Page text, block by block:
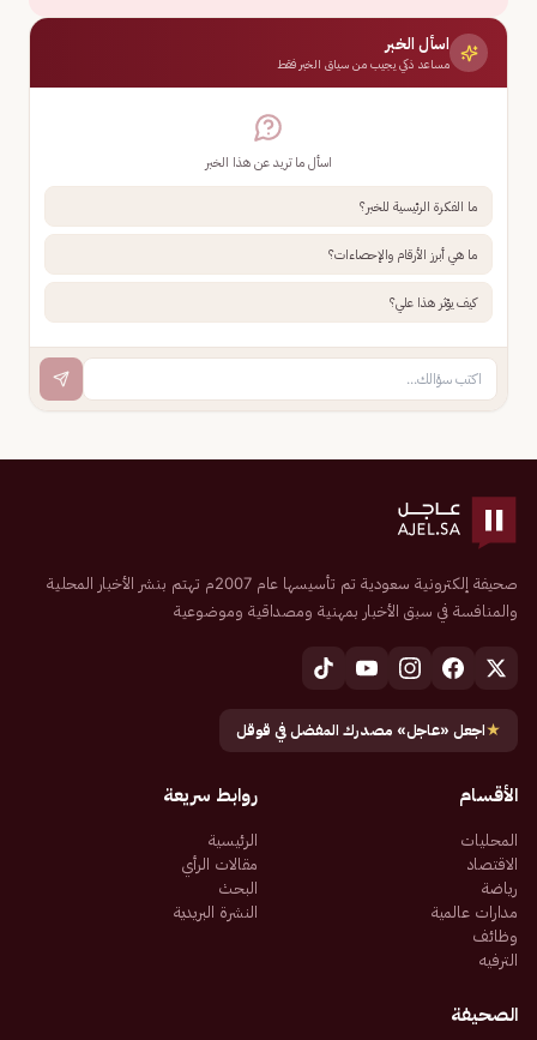
اسأل الخبر
مساعد ذكي يجيب من سياق الخبر فقط
اسأل ما تريد عن هذا الخبر
ما الفكرة الرئيسية للخبر؟
ما هي أبرز الأرقام والإحصاءات؟
كيف يؤثر هذا علي؟
صحيفة إلكترونية سعودية تم تأسيسها عام 2007م تهتم بنشر الأخبار المحلية
والمنافسة في سبق الأخبار بمهنية ومصداقية وموضوعية
★اجعل «عاجل» مصدرك المفضل في قوقل
الأقسام
المحليات
الاقتصاد
رياضة
مدارات عالمية
وظائف
الترفيه
روابط سريعة
الرئيسية
مقالات الرأي
البحث
النشرة البريدية
الصحيفة